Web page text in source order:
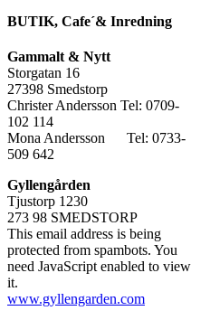
BUTIK, Cafe´& Inredning
Gammalt & Nytt
Storgatan 16
27398 Smedstorp
Christer Andersson Tel: 0709-
102 114
Mona Andersson Tel: 0733-
509 642
Gyllengården
Tjustorp 1230
273 98 SMEDSTORP
This email address is being
protected from spambots. You
need JavaScript enabled to view
it.
www.gyllengarden.com